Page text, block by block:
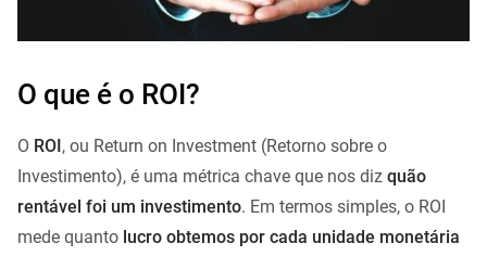
O que é o ROI?
O ROI , ou Return on Investment (Retorno sobre o
Investimento), é uma métrica chave que nos diz quão
rentável foi um investimento. Em termos simples, o ROI
mede quanto lucro obtemos por cada unidade monetária